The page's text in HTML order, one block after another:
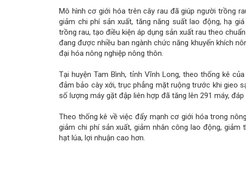
Mô hình cơ giới hóa trên cây rau đã giúp người trồng
giảm chi phí sản xuất, tăng năng suất lao động, hạ
trồng rau, tạo điều kiện áp dụng sản xuất rau theo
đang được nhiều ban ngành chức năng khuyến khích
đại hóa nông nghiệp nông thôn.
Tại huyện Tam Bình, tỉnh Vĩnh Long, theo thống kê
đảm bảo cày xới, trục phẳng mặt ruộng trước khi gieo
số lượng máy gặt đập liên hợp đã tăng lên 291 máy,
Theo thống kê về việc đẩy mạnh cơ giới hóa trong
giảm chi phí sản xuất, giảm nhân công lao động,
hạt lúa, lợi nhuận cao hơn.